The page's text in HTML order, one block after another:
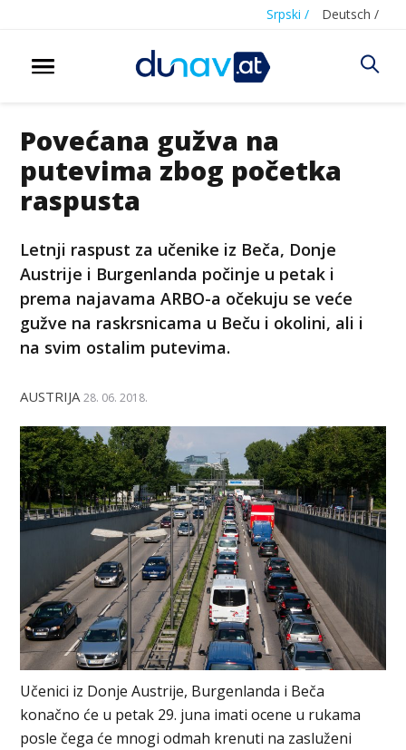
Srpski / Deutsch /
Povećana gužva na
putevima zbog početka
raspusta
Letnji raspust za učenike iz Beča, Donje
Austrije i Burgenlanda počinje u petak i
prema najavama ARBO-a očekuju se veće
gužve na raskrsnicama u Beču i okolini, ali i
na svim ostalim putevima.
AUSTRIJA 28. 06. 2018.
Učenici iz Donje Austrije, Burgenlanda i Beča
konačno će u petak 29. juna imati ocene u rukama
posle čega će mnogi odmah krenuti na zasluženi